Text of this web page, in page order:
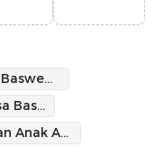
Anak Anies Baswedan Menikah
Mutiara Annisa Baswedan
Pernikahan Anak Anies Baswedan